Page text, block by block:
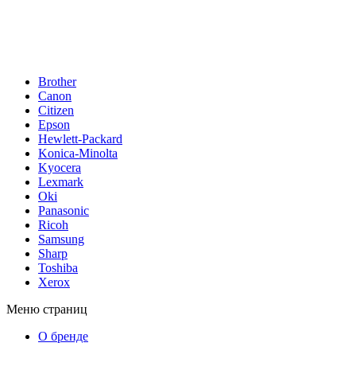
Brother
Canon
Citizen
Epson
Hewlett-Packard
Konica-Minolta
Kyocera
Lexmark
Oki
Panasonic
Ricoh
Samsung
Sharp
Toshiba
Xerox
Меню страниц
О бренде